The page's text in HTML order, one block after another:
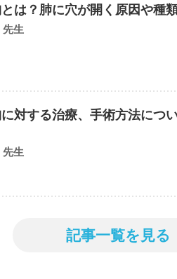
は？肺に穴が開く原因や種
先生
対する治療、手術方法に
先生
記事一覧を見る